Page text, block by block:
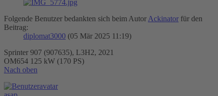
Folgende Benutzer bedankten sich beim Autor Ackinator für den
Beitrag:
diplomat3000 (05 Mär 2025 11:19)
Sprinter 907 (907635), L3H2, 2021
OM654 125 kW (170 PS)
Nach oben